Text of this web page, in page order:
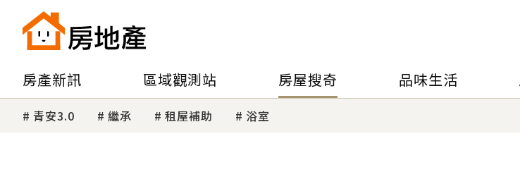
房產新訊 區域觀測站 房屋搜奇 品味生活
青安3.0 繼承 租屋補助 浴室